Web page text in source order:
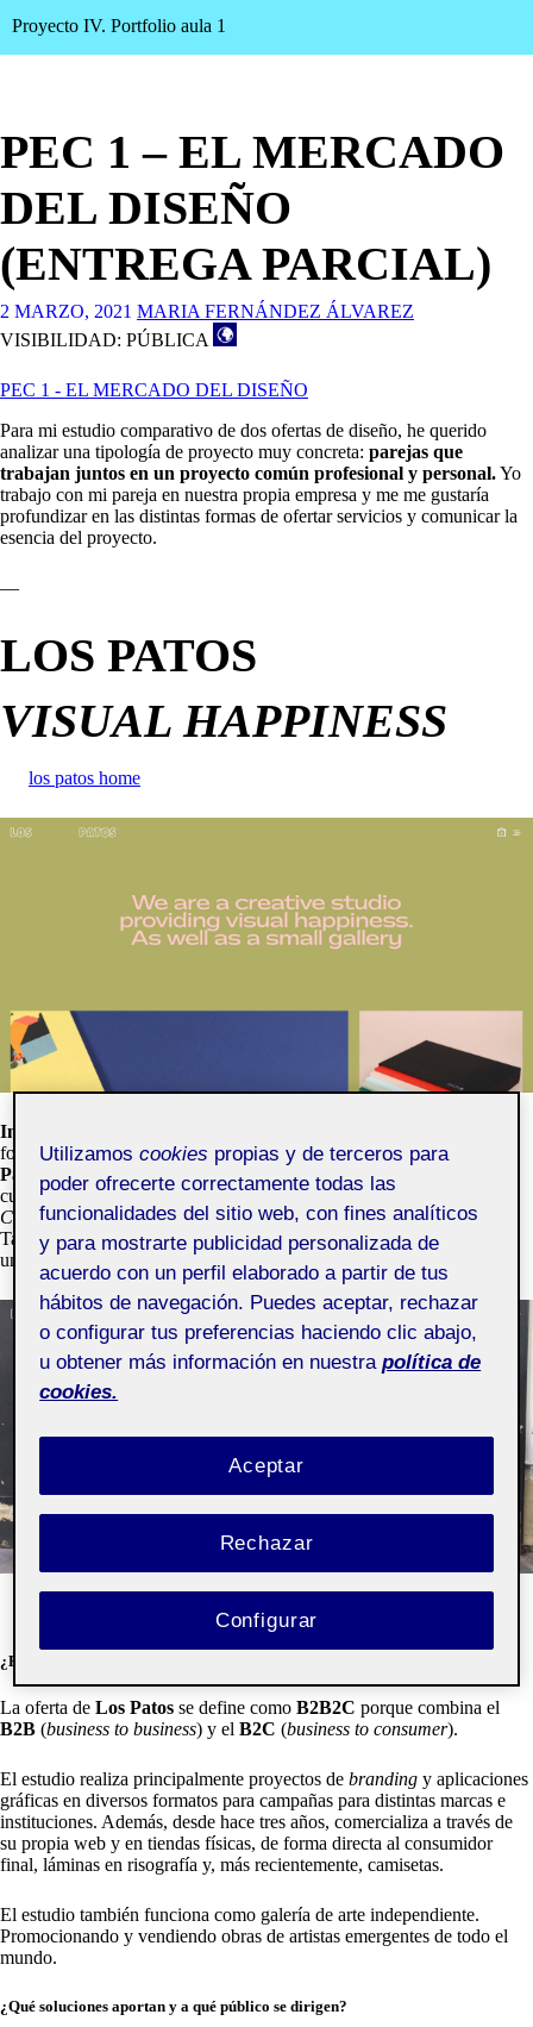
Proyecto IV. Portfolio aula 1
PEC 1 – EL MERCADO
DEL DISEÑO
(ENTREGA PARCIAL)
2 MARZO, 2021 MARIA FERNÁNDEZ ÁLVAREZ
VISIBILIDAD: PÚBLICA
PEC 1 - EL MERCADO DEL DISEÑO
Para mi estudio comparativo de dos ofertas de diseño, he querido
analizar una tipología de proyecto muy concreta: parejas que
trabajan juntos en un proyecto común profesional y personal.Yo
trabajo con mi pareja en nuestra propia empresa y me me gustaría
profundizar en las distintas formas de ofertar servicios y comunicar la
esencia del proyecto.
—
LOS PATOS
VISUAL HAPPINESS
los patos home
Inés Iglesias
fotógrafo. Son pareja personal y profesional. En 2011 fundan
Patos
en París. Es un estudio creativo multidisciplinario
cuentan con clientes comoPublicis,Magnum Photos
Converse,A.P.C.oMinistère de la Culture Françaiseentre otros.
También es una pequeña galería de arte. Recientemente han abierto
una nueva sede en Asturias (España).
¿B2C, B2B o B2B2C?
La oferta de Los Patos se define como B2B2C porque combina el
B2B (business to business) y el B2C (business to consumer).
El estudio realiza principalmente proyectos de branding y aplicaciones
gráficas en diversos formatos para campañas para distintas marcas e
instituciones. Además, desde hace tres años, comercializa a través de
su propia web y en tiendas físicas, de forma directa al consumidor
final, láminas en risografía y, más recientemente, camisetas.
El estudio también funciona como galería de arte independiente.
Promocionando y vendiendo obras de artistas emergentes de todo el
mundo.
¿Qué soluciones aportan y a qué público se dirigen?
Utilizamoscookies propias y de terceros para
poder ofrecerte correctamente todas las
funcionalidades del sitio web, con fines analíticos
y para mostrarte publicidad personalizada de
acuerdo con un perfil elaborado a partir de tus
hábitos de navegación. Puedes aceptar, rechazar
o configurar tus preferencias haciendo clic abajo,
u obtener más información en nuestra política de
cookies.
Rechazar
Aceptar
Configurar